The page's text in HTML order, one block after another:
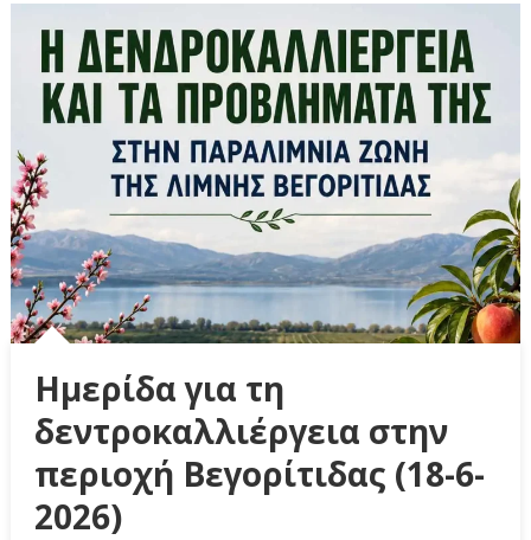
Ημερίδα για τη
δεντροκαλλιέργεια στην
περιοχή Βεγορίτιδας (18-6-
2026)